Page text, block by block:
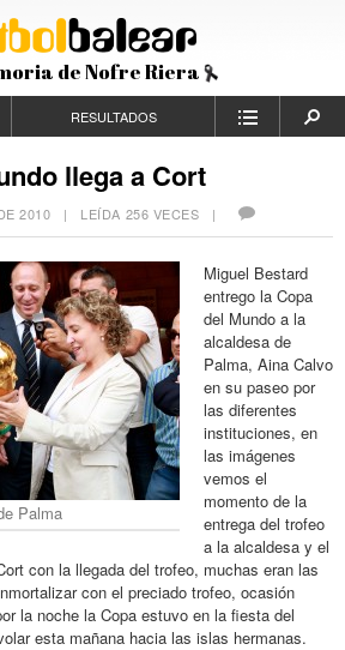
de Nofre Riera
RESULTADOS
llega a Cort
2010 | LEÍDA 256 VECES |
Palma
Miguel Bestard
entrego la Copa
del Mundo a la
alcaldesa de
Palma, Aina Calvo
en su paseo por
las diferentes
instituciones, en
las imágenes
vemos el
momento de la
entrega del trofeo
a la alcaldesa y el
con la llegada del trofeo, muchas eran las
con el preciado trofeo, ocasión
la noche la Copa estuvo en la fiesta del
esta mañana hacia las islas hermanas.